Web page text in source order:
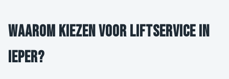
Waarom kiezen voor liftservice in
Ieper?